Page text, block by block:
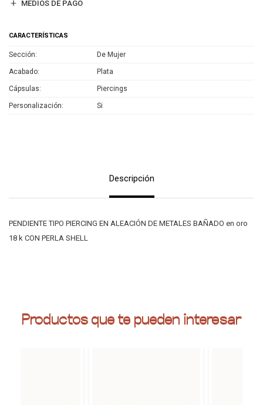
MEDIOS DE PAGO
CARACTERÍSTICAS
Sección De Mujer
Acabado Plata
Cápsulas Piercings
Personalización Si
Descripción
PENDIENTE TIPO PIERCING EN ALEACIÓN DE METALES BAÑADO en oro
18 k CON PERLA SHELL
Productos que te pueden interesar